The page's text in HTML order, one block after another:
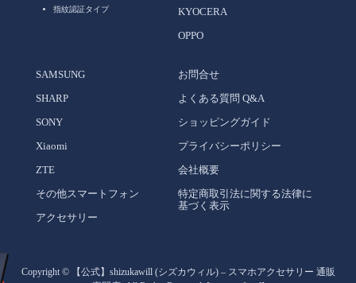
指紋認証タイプ KYOCERA
OPPO
SAMSUNG
SHARP
SONY
Xiaomi
ZTE
その他スマートフォン
アクセサリー
お問合せ
よくある質問 Q&A
ショッピングガイド
プライバシーポリシー
会社概要
特定商取引法に関する法律に
基づく表示
Copyright ©【公式】shizukawill (シズカウィル) – スマホアクセサリー 通販